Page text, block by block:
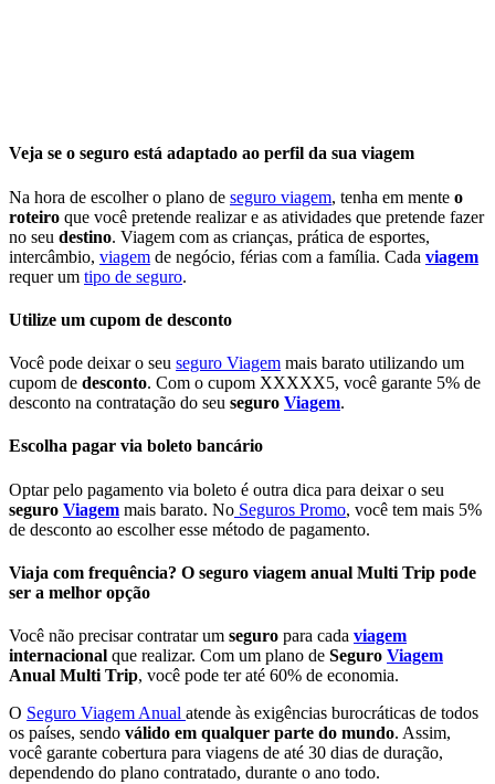
Veja se o seguro está adaptado ao perfil da sua viagem
Na hora de escolher o plano de seguro viagem, tenha em mente o
roteiro que você pretende realizar e as atividades que pretende fazer
no seu destino. Viagem com as crianças, prática de esportes,
intercâmbio, viagem de negócio, férias com a família. Cada viagem
requer um tipo de seguro.
Utilize um cupom de desconto
Você pode deixar o seu seguro Viagem mais barato utilizando um
cupom de desconto. Com o cupom XXXXX5, você garante 5% de
desconto na contratação do seu seguro Viagem.
Escolha pagar via boleto bancário
Optar pelo pagamento via boleto é outra dica para deixar o seu
seguro Viagem mais barato. No Seguros Promo, você tem mais 5%
de desconto ao escolher esse método de pagamento.
Viaja com frequência? O seguro viagem anual Multi Trip pode
ser a melhor opção
Você não precisar contratar um seguro para cada viagem
internacional que realizar. Com um plano de Seguro Viagem
Anual Multi Trip, você pode ter até 60% de economia.
O Seguro Viagem Anual atende às exigências burocráticas de todos
os países, sendo válido em qualquer parte do mundo. Assim,
você garante cobertura para viagens de até 30 dias de duração,
dependendo do plano contratado, durante o ano todo.